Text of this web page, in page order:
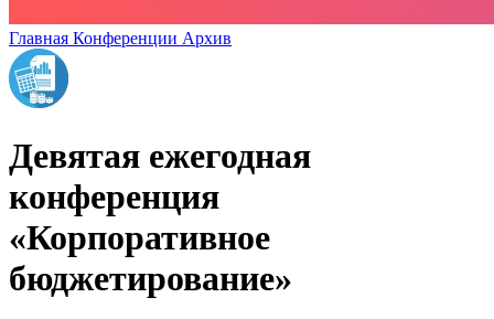
Главная Конференции Архив
Девятая ежегодная
конференция
«Корпоративное
бюджетирование»